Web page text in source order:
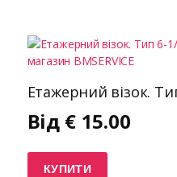
Етажерний візок.
Від € 15.00
КУПИТИ